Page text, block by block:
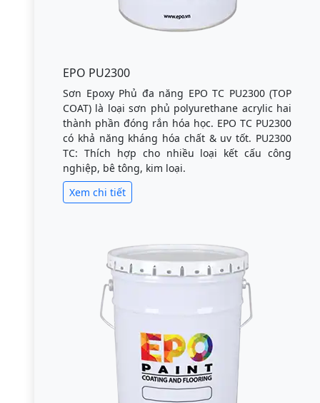
EPO PU2300
Sơn Epoxy Phủ đa năng EPO TC PU2300 (TOP
COAT) là loại sơn phủ polyurethane acrylic hai
thành phần đóng rắn hóa học. EPO TC PU2300
có khả năng kháng hóa chất & uv tốt. PU2300
TC: Thích hợp cho nhiều loại kết cấu công
nghiệp, bê tông, kim loại.
Xem chi tiết